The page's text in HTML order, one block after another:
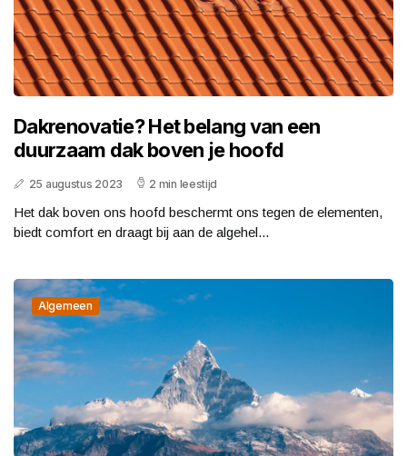
Dakrenovatie? Het belang van een
duurzaam dak boven je hoofd
25 augustus 2023 2 min leestijd
Het dak boven ons hoofd beschermt ons tegen de elementen,
biedt comfort en draagt bij aan de algehel...
Algemeen